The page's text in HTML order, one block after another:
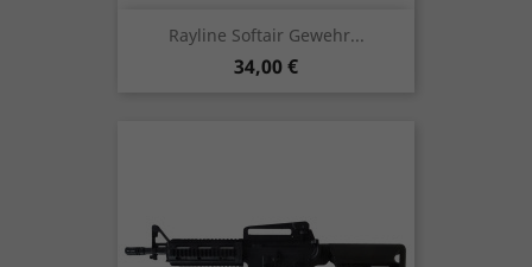
Rayline Softair Gewehr...
Preis
34,00 €